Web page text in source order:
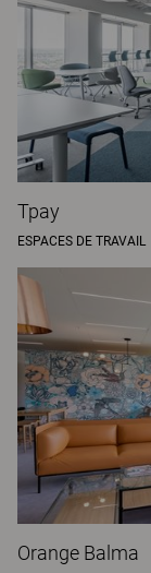
Tpay
ESPACES DE TRAVAIL
Orange Balma